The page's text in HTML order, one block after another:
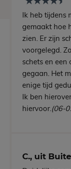
Ik heb tijdens
gemaakt hoe
zien. Er zijn
voorgelegd.
schets en
gegaan. Het
enige tijd
Ik ben
hiervoor.(06-
C., uit